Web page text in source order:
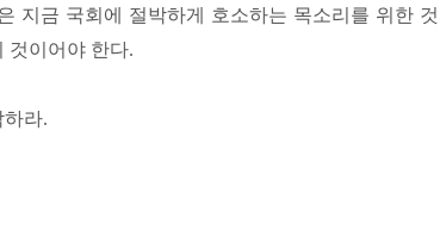
지금 국회에 절박하게 호소하는 목소리를 위한 것
것이어야 한다.
하라.